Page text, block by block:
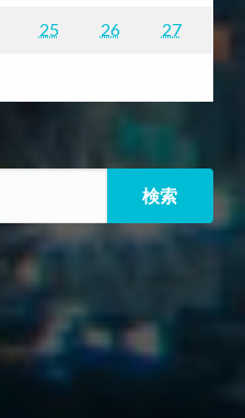
25 26 27